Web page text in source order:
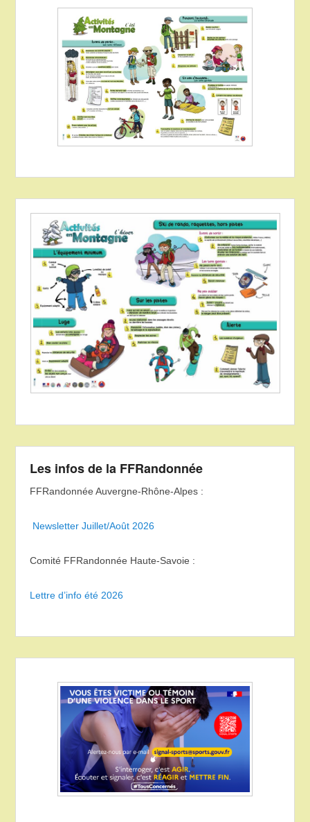
Les infos de la FFRandonnée
FFRandonnée Auvergne-Rhône-Alpes :
Newsletter Juillet/Août 2026
Comité FFRandonnée Haute-Savoie :
Lettre d’info été 2026